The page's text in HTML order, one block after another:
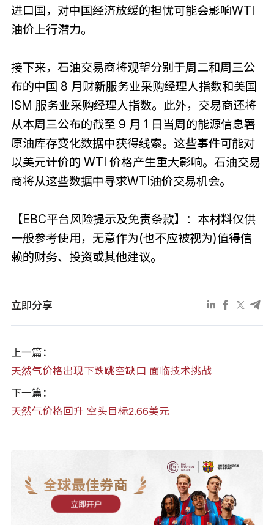
进口国，对中国经济放缓的担忧可能会影响WTI
油价上行潜力。
接下来，石油交易商将观望分别于周二和周三公
布的中国 8 月财新服务业采购经理人指数和美国
ISM 服务业采购经理人指数。此外，交易商还将
从本周三公布的截至 9 月 1 日当周的能源信息署
原油库存变化数据中获得线索。这些事件可能对
以美元计价的 WTI 价格产生重大影响。石油交易
商将从这些数据中寻求WTI油价交易机会。
【EBC平台风险提示及免责条款】：本材料仅供
一般参考使用，无意作为(也不应被视为)值得信
赖的财务、投资或其他建议。
立即分享
上一篇：
天然气价格出现下跌跳空缺口 面临技术挑战
下一篇：
天然气价格回升 空头目标2.66美元
全球最佳券商
立即开户